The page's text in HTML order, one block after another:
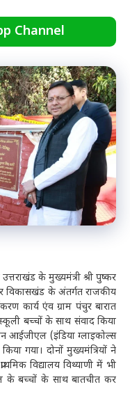
Channel
के मुख्यमंत्री श्री पुष्कर
विकासखंड के अंतर्गत राजकीय
कार्य एंव ग्राम पंचुर बारात
बच्चों के साथ संवाद किया
आईजीएल (इंडिया ग्लाइकोल्स
गया। दोनों मुख्यमंत्रियों ने
विद्यालय विथ्याणी में भी
के बच्चों के साथ बातचीत कर